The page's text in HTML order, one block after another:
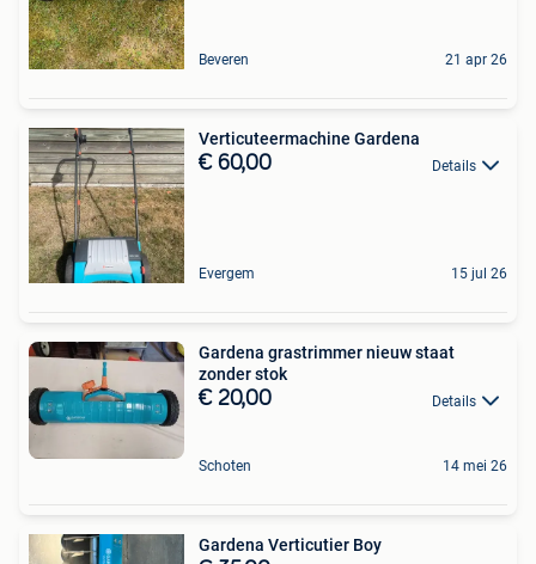
Beveren 21 apr 26
Verticuteermachine Gardena
€ 60,00 Details
Evergem 15 jul 26
Gardena grastrimmer nieuw staat
zonder stok
€ 20,00 Details
Schoten 14 mei 26
Gardena Verticutier Boy